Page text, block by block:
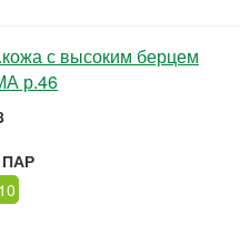
с высоким берцем
р.46
ПАР